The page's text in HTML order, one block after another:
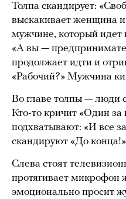
Толпа скандирует:
выскакивает женщина
мужчине, который идет
«А вы —
продолжает идти и
«Рабочий?» Мужчина
Во главе толпы — люди
Кто-то кричит «Один за
подхватывают: «И все
скандируют «До
Слева стоят
протягивает микрофон
эмоционально просит